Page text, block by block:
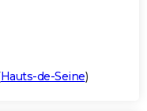
Hauts-de-Seine)